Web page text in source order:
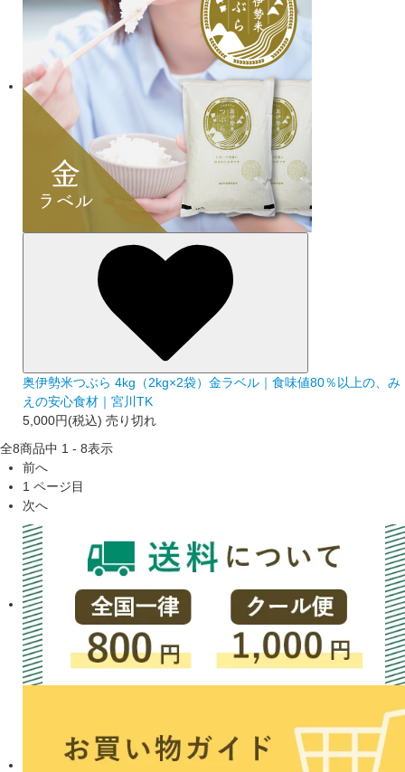
奥伊勢米つぶら 4kg（2kg×2袋）金ラベル｜食味値80％以上の、み
えの安心食材｜宮川TK
5,000円(税込) 売り切れ
全8商品中 1 - 8表示
前へ
1 ページ目
次へ